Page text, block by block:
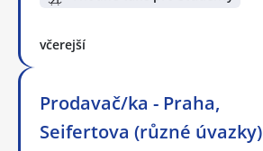
včerejší
Prodavač/ka - Praha,
Seifertova (různé úvazky)